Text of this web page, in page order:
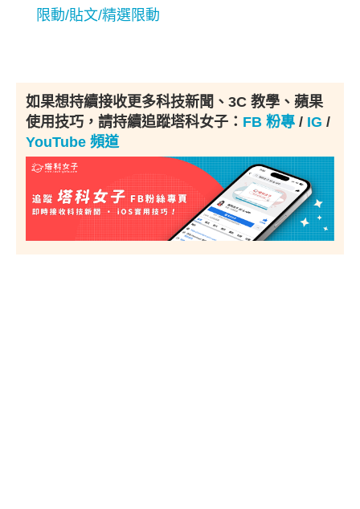
限動/貼文/精選限動
如果想持續接收更多科技新聞、3C 教學、蘋果
使用技巧，請持續追蹤塔科女子： FB 粉專 / IG /
YouTube 頻道